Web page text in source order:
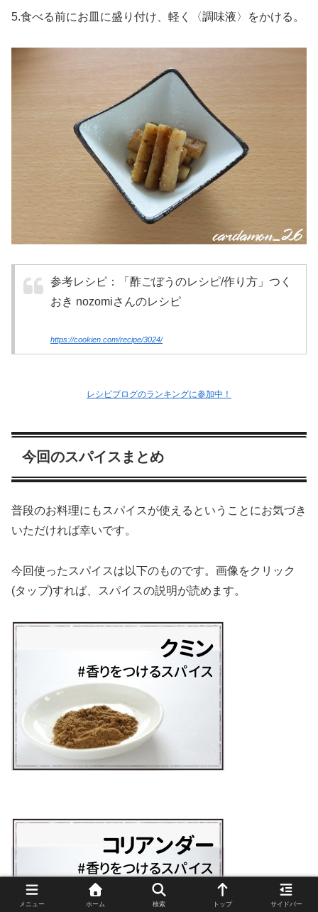
5.食べる前にお皿に盛り付け、軽く〈調味液〉をかける。
参考レシピ：「酢ごぼうのレシピ/作り方」つく
おき nozomiさんのレシピ
https://cookien.com/recipe/3024/
レシピブログのランキングに参加中！
今回のスパイスまとめ
普段のお料理にもスパイスが使えるということにお気づき
いただければ幸いです。
今回使ったスパイスは以下のものです。画像をクリック
(タップ)すれば、スパイスの説明が読めます。
メニュー ホーム 検索 トップ サイドバー